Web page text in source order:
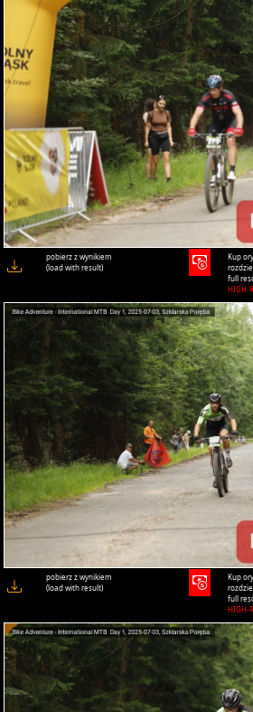
pobierz z wynikiem
(load with result)
Kup
full
HIGH-
pobierz z wynikiem
(load with result)
Kup
full
HIGH-